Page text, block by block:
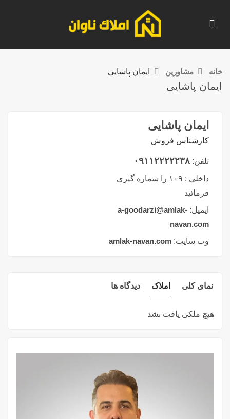
خانه مشاورین ایمان پاشایی
ایمان پاشایی
ایمان پاشایی
کارشناس فروش
تلفن: ۰۹۱۱۲۲۲۲۲۳۸
داخلی :
۱۰۹ را شماره گیری
فرمائید
ایمیل: a-goodarzi@amlak-
navan.com
وب سایت: amlak-navan.com
نمای کلی املاک دیدگاه ها
هیچ ملکی یافت نشد